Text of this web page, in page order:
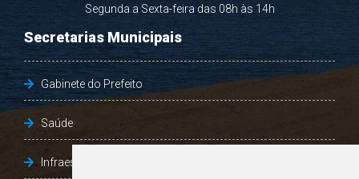
Segunda a Sexta-feira das 08h às 14h
Secretarias Municipais
Gabinete do Prefeito
Saúde
Infraestrutura, Agricultura e Meio Ambiente